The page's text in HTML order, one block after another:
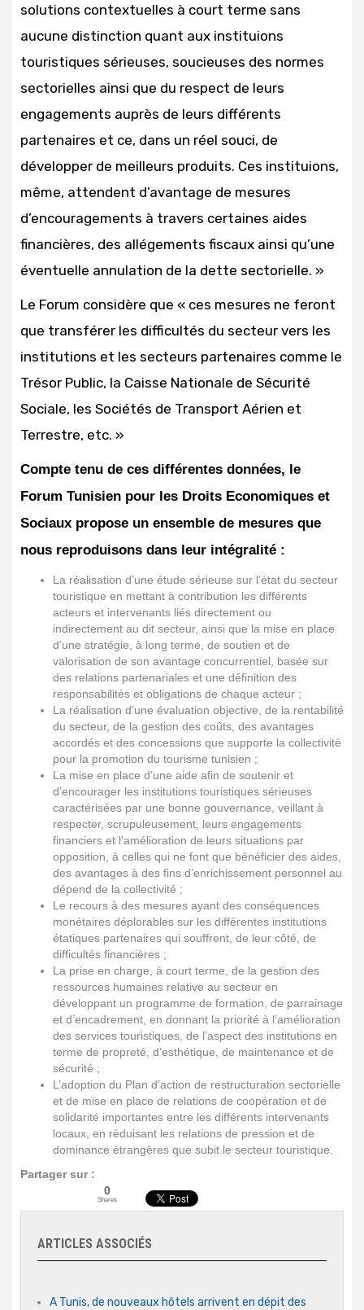
solutions contextuelles à court terme sans
aucune distinction quant aux instituions
touristiques sérieuses, soucieuses des normes
sectorielles ainsi que du respect de leurs
engagements auprès de leurs différents
partenaires et ce, dans un réel souci, de
développer de meilleurs produits. Ces instituions,
même, attendent d’avantage de mesures
d’encouragements à travers certaines aides
financières, des allégements fiscaux ainsi qu’une
éventuelle annulation de la dette sectorielle. »
Le Forum considère que « ces mesures ne feront
que transférer les difficultés du secteur vers les
institutions et les secteurs partenaires comme le
Trésor Public, la Caisse Nationale de Sécurité
Sociale, les Sociétés de Transport Aérien et
Terrestre, etc. »
Compte tenu de ces différentes données, le
Forum Tunisien pour les Droits Economiques et
Sociaux propose un ensemble de mesures que
nous reproduisons dans leur intégralité :
La réalisation d’une étude sérieuse sur l’état du secteur
touristique en mettant à contribution les différents
acteurs et intervenants liés directement ou
indirectement au dit secteur, ainsi que la mise en place
d’une stratégie, à long terme, de soutien et de
valorisation de son avantage concurrentiel, basée sur
des relations partenariales et une définition des
responsabilités et obligations de chaque acteur ;
La réalisation d’une évaluation objective, de la rentabilité
du secteur, de la gestion des coûts, des avantages
accordés et des concessions que supporte la collectivité
pour la promotion du tourisme tunisien ;
La mise en place d’une aide afin de soutenir et
d’encourager les institutions touristiques sérieuses
caractérisées par une bonne gouvernance, veillant à
respecter, scrupuleusement, leurs engagements
financiers et l’amélioration de leurs situations par
opposition, à celles qui ne font que bénéficier des aides,
des avantages à des fins d’enrichissement personnel au
dépend de la collectivité ;
Le recours à des mesures ayant des conséquences
monétaires déplorables sur les différentes institutions
étatiques partenaires qui souffrent, de leur côté, de
difficultés financières ;
La prise en charge, à court terme, de la gestion des
ressources humaines relative au secteur en
développant un programme de formation, de parrainage
et d’encadrement, en donnant la priorité à l’amélioration
des services touristiques, de l’aspect des institutions en
terme de propreté, d’esthétique, de maintenance et de
sécurité ;
L’adoption du Plan d’action de restructuration sectorielle
et de mise en place de relations de coopération et de
solidarité importantes entre les différents intervenants
locaux, en réduisant les relations de pression et de
dominance étrangères que subit le secteur touristique.
Partager sur :
0
Shares
ARTICLES ASSOCIÉS
A Tunis, de nouveaux hôtels arrivent en dépit des